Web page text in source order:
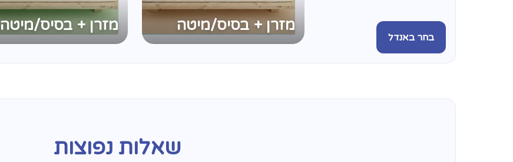
בחר באנדל
מזרן + בסיס/מיטה מזרן + בסיס/מיטה
שאלות נפוצות